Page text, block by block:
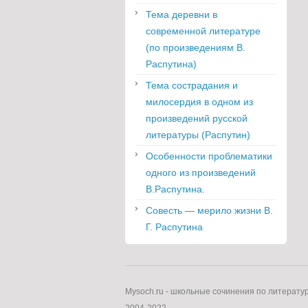
Тема деревни в
современной литературе
(по произведениям В.
Распутина)
Тема сострадания и
милосердия в одном из
произведений русской
литературы (Распутин)
Особенности проблематики
одного из произведений
В.Распутина.
Совесть — мерило жизни В.
Г. Распутина
Mysoch.ru - школьные сочинения по